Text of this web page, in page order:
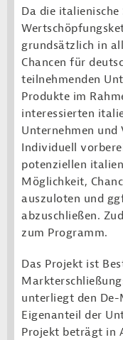
Da die
grundsätzlich in
Chancen für
teilnehmenden
Produkte im
interessierten
Unternehmen und
Individuell
potenziellen
Möglichkeit,
auszuloten und
abzuschließen.
zum Programm.
Das Projekt ist
unterliegt den De-
Eigenanteil der
Projekt beträgt in